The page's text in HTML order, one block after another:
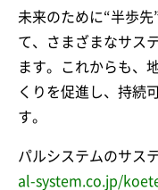
未来のために“半歩
て、さまざまなサス
ます。これからも、
くりを促進し、持続
す。
パルシステムのサス
al-system.co.jp/